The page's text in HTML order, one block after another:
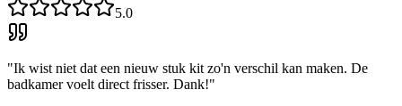
5.0
"Ik wist niet dat een nieuw stuk kit zo'n verschil kan maken. De
badkamer voelt direct frisser. Dank!"